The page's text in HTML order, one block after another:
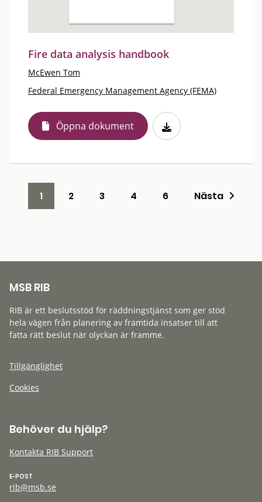
Fire data analysis handbook
McEwen Tom
Federal Emergency Management Agency (FEMA)
Öppna dokument
1 2 3 4 6 Nästa
MSB RIB
RIB är ett beslutsstöd för räddningstjänst som ger stöd
hela vägen från planering av framtida insatser till att
fatta rätt beslut när olyckan är framme.
Tillgänglighet
Cookies
Behöver du hjälp?
Kontakta RIB Support
E-POST
rib@msb.se